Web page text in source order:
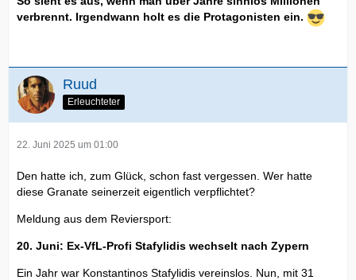
verbrennt. Irgendwann holt es die Protagonisten ein.
Ruud
Erleuchteter
22. Juni 2025 um 01:00
Den hatte ich, zum Glück, schon fast vergessen. Wer hatte
diese Granate seinerzeit eigentlich verpflichtet?
Meldung aus dem Reviersport:
20. Juni: Ex-VfL-Profi Stafylidis wechselt nach Zypern
Ein Jahr war Konstantinos Stafylidis vereinslos. Nun, mit 31